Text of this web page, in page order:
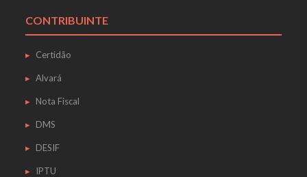
CONTRIBUINTE
Certidão
Alvará
Nota Fiscal
DMS
DESIF
IPTU